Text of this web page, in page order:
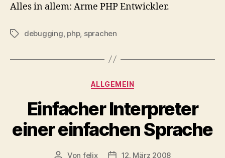
Alles in allem: Arme PHP Entwickler.
Schlagwörter
debugging php, sprachen
Kategorien
ALLGEMEIN
Einfacher Interpreter
einer einfachen Sprache
Beitragsautor
Von felix Veröffentlichungsdatum
12. März 2008